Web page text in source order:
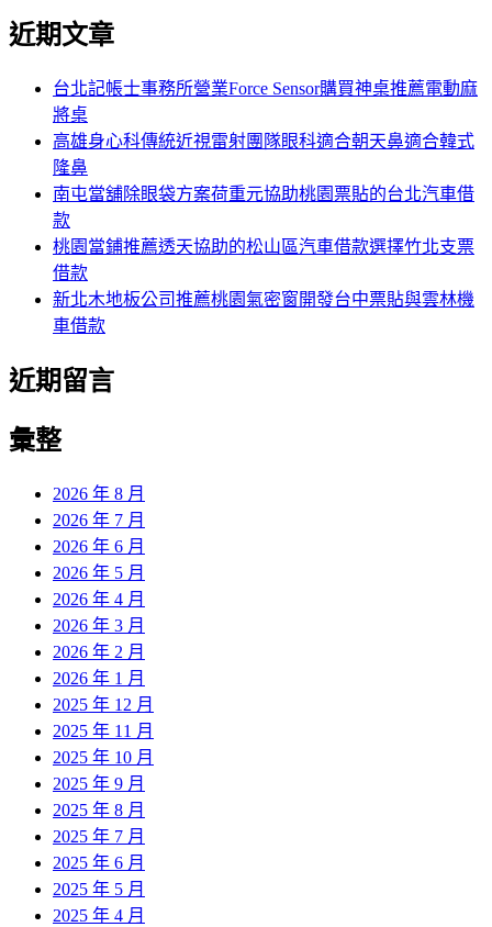
近期文章
台北記帳士事務所營業Force Sensor購買神桌推薦電動麻
將桌
高雄身心科傳統近視雷射團隊眼科適合朝天鼻適合韓式
隆鼻
南屯當舖除眼袋方案荷重元協助桃園票貼的台北汽車借
款
桃園當鋪推薦透天協助的松山區汽車借款選擇竹北支票
借款
新北木地板公司推薦桃園氣密窗開發台中票貼與雲林機
車借款
近期留言
彙整
2026 年 8 月
2026 年 7 月
2026 年 6 月
2026 年 5 月
2026 年 4 月
2026 年 3 月
2026 年 2 月
2026 年 1 月
2025 年 12 月
2025 年 11 月
2025 年 10 月
2025 年 9 月
2025 年 8 月
2025 年 7 月
2025 年 6 月
2025 年 5 月
2025 年 4 月